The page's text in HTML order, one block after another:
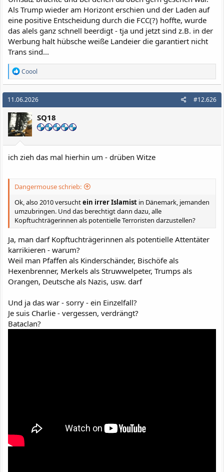
Als Trump wieder am Horizont erschien und der Laden auf
eine positive Entscheidung durch die FCC(?) hoffte, wurde
das alels ganz schnell beerdigt - tja und jetzt sind z.B. in der
Werbung halt hübsche weiße Landeier die garantiert nicht
Trans sind...
R
e
a
k
t
i
o
n
e
n
Coool
11.06.2026 #12.626
SQ18
ich zieh das mal hierhin um - drüben Witze
Dangermouse schrieb:
Ok, also 2010 versuchtein irrer Islamist in Dänemark, jemanden
umzubringen. Und das berechtigt dann dazu, alle
Kopftuchträgerinnen als potentielle Terroristen darzustellen?
Ja, man darf Kopftuchträgerinnen als potentielle Attentäter
karrikieren - warum?
Weil man Pfaffen als Kinderschänder, Bischöfe als
Hexenbrenner, Merkels als Struwwelpeter, Trumps als
Orangen, Deutsche als Nazis, usw. darf
Und ja das war - sorry - ein Einzelfall?
Je suis Charlie - vergessen, verdrängt?
Bataclan?